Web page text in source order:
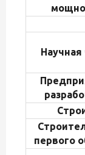
Научная
первого